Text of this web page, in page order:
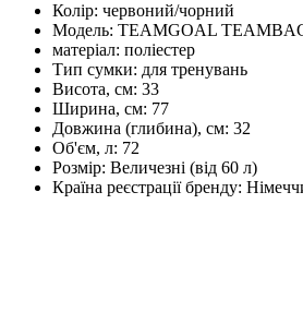
Колір: червоний/чорний
Модель: TEAMGOAL
матеріал: поліестер
Тип сумки: для тренувань
Висота, см: 33
Ширина, см: 77
Довжина (глибина), см: 32
Об'єм, л: 72
Розмір: Величезні (від 60 л)
Країна реєстрації бренду: